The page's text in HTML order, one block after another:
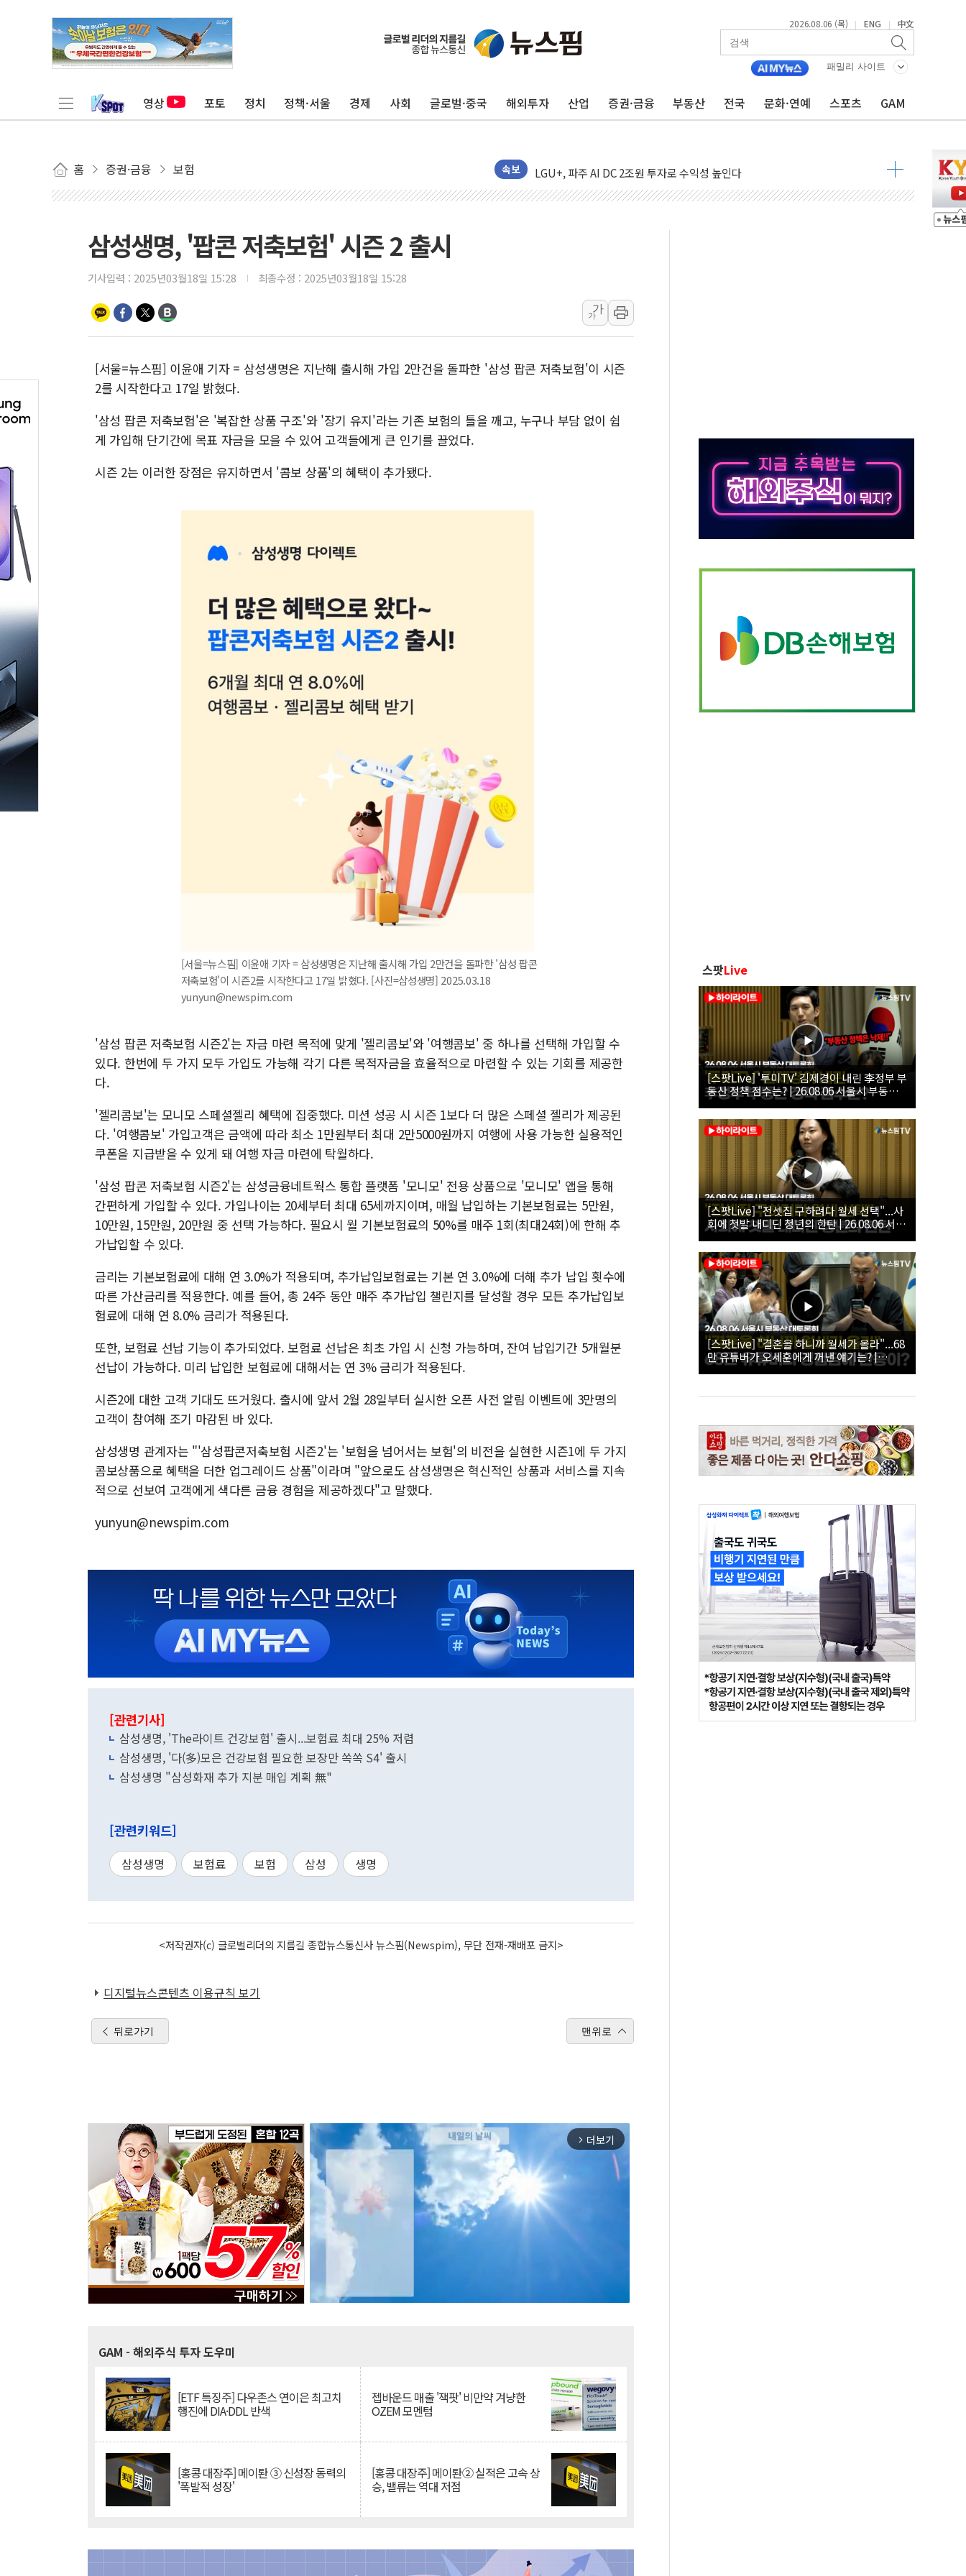
2026.08.06 (목) | ENG | 中文
패밀리 사이트
영상 포토 정치 정책·서울 경제 사회 글로벌·중국 해외투자 산업 증권·금융 부동산 전국 문화·연예 스포츠 GAM
홈 증권·금융 보험 속보
김민석 측 "'레버리지 ETF 도입 김 총리 지시'는 가짜뉴스…법적 조치"
앤스로픽도 AI칩 직접 만든다…삼성전자 2나노 수주 '촉각'
'친명 vs 친청' 경선 과열...민주당 선관위 "불법 선거운동·방해행위 엄중 제재"
박윤영 KT 대표 "AIDC 경쟁력 높이기 위해 그룹 역량 결집해야"
카카오엔터프라이즈, 이재한 신임 대표 선임
LGU+, 파주 AI DC 2조원 투자로 수익성 높인다
직접 입어보고 계약…체험형 웨딩페스타 인기
"중국산 제품에 대한 반덤핑 관세 부과 지연, '자립 인도'에 걸림돌"
[일본 증시] 닛케이, AI·반도체 차익실현 매물에 3일 만에 반락
국내 최초 상업용 AI 데이터센터 포항서 '첫 삽'…2028년 가동 예정
[마감시황] 반도체가 흔든 코스피…4.58% 급락 속 코스닥만 웃었다
개인사업자대출 격차 9180억→3990억…인터넷뱅크 1·2위 '격전'
삼성생명, '팝콘 저축보험' 시즌 2 출시
기사입력 : 2025년03월18일 15:28 최종수정 : 2025년03월18일 15:28
가
가
[서울=뉴스핌] 이윤애 기자 = 삼성생명은 지난해 출시해 가입 2만건을 돌파한 '삼성 팝콘 저축보험'이 시즌
2를 시작한다고 17일 밝혔다.
'삼성 팝콘 저축보험'은 '복잡한 상품 구조'와 '장기 유지'라는 기존 보험의 틀을 깨고, 누구나 부담 없이 쉽
게 가입해 단기간에 목표 자금을 모을 수 있어 고객들에게 큰 인기를 끌었다.
시즌 2는 이러한 장점은 유지하면서 '콤보 상품'의 혜택이 추가됐다.
[서울=뉴스핌] 이윤애 기자 = 삼성생명은 지난해 출시해 가입 2만건을 돌파한 '삼성 팝콘
저축보험'이 시즌2를 시작한다고 17일 밝혔다. [사진=삼성생명] 2025.03.18
yunyun@newspim.com
'삼성 팝콘 저축보험 시즌2'는 자금 마련 목적에 맞게 '젤리콤보'와 '여행콤보' 중 하나를 선택해 가입할 수
있다. 한번에 두 가지 모두 가입도 가능해 각기 다른 목적자금을 효율적으로 마련할 수 있는 기회를 제공한
다.
'젤리콤보'는 모니모 스페셜젤리 혜택에 집중했다. 미션 성공 시 시즌 1보다 더 많은 스페셜 젤리가 제공된
다. '여행콤보' 가입고객은 금액에 따라 최소 1만원부터 최대 2만5000원까지 여행에 사용 가능한 실용적인
쿠폰을 지급받을 수 있게 돼 여행 자금 마련에 탁월하다.
'삼성 팝콘 저축보험 시즌2'는 삼성금융네트웍스 통합 플랫폼 '모니모' 전용 상품으로 '모니모' 앱을 통해
간편하게 가입할 수 있다. 가입나이는 20세부터 최대 65세까지이며, 매월 납입하는 기본보험료는 5만원,
10만원, 15만원, 20만원 중 선택 가능하다. 필요시 월 기본보험료의 50%를 매주 1회(최대24회)에 한해 추
가납입할 수 있다.
금리는 기본보험료에 대해 연 3.0%가 적용되며, 추가납입보험료는 기본 연 3.0%에 더해 추가 납입 횟수에
따른 가산금리를 적용한다. 예를 들어, 총 24주 동안 매주 추가납입 챌린지를 달성할 경우 모든 추가납입보
험료에 대해 연 8.0% 금리가 적용된다.
또한, 보험료 선납 기능이 추가되었다. 보험료 선납은 최초 가입 시 신청 가능하며, 잔여 납입기간 5개월분
선납이 가능하다. 미리 납입한 보험료에 대해서는 연 3% 금리가 적용된다.
시즌2에 대한 고객 기대도 뜨거웠다. 출시에 앞서 2월 28일부터 실시한 오픈 사전 알림 이벤트에 3만명의
고객이 참여해 조기 마감된 바 있다.
삼성생명 관계자는 "'삼성팝콘저축보험 시즌2'는 '보험을 넘어서는 보험'의 비전을 실현한 시즌1에 두 가지
콤보상품으로 혜택을 더한 업그레이드 상품"이라며 "앞으로도 삼성생명은 혁신적인 상품과 서비스를 지속
적으로 선보여 고객에게 색다른 금융 경험을 제공하겠다"고 말했다.
yunyun@newspim.com
[관련기사]
삼성생명, 'The라이트 건강보험' 출시...보험료 최대 25% 저렴
삼성생명, '다(多)모은 건강보험 필요한 보장만 쏙쏙 S4' 출시
삼성생명 "삼성화재 추가 지분 매입 계획 無"
[관련키워드]
삼성생명 보험료 보험 삼성 생명
<저작권자(c) 글로벌리더의 지름길 종합뉴스통신사 뉴스핌(Newspim), 무단 전재-재배포 금지>
디지털뉴스콘텐츠 이용규칙 보기
뒤로가기 맨위로
arrow_forward_ios 더보기
GAM - 해외주식 투자 도우미
[ETF 특징주] 다우존스 연이은 최고치
행진에 DIA·DDL 반색
젭바운드 매출 '잭팟' 비만약 겨냥한
OZEM 모멘텀
[홍콩 대장주] 메이퇀 ③ 신성장 동력의
'폭발적 성장'
[홍콩 대장주] 메이퇀② 실적은 고속 상
승, 밸류는 역대 저점
스팟Live
[스팟Live] '투미TV' 김제경이 내린 李정부 부
동산 정책 점수는? | 26.08.06 서울시 부동산
대토론회
[스팟Live] "전셋집 구하려다 월세 선택"...사
회에 첫발 내디딘 청년의 한탄 | 26.08.06 서울
시 부동산 대토론회
[스팟Live] "결혼을 하니까 월세가 올라"...68
만 유튜버가 오세훈에게 꺼낸 얘기는? |
26.08.06 서울시 부동산 대토론회